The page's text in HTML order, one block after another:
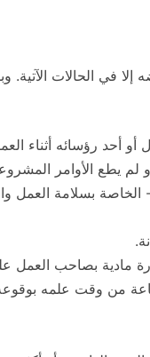
في الحالات الآتية.
أحد رؤسائه أثناء
لم يطع الأوامر
بسلامة العمل
مادية بصاحب العمل
من وقت علمه